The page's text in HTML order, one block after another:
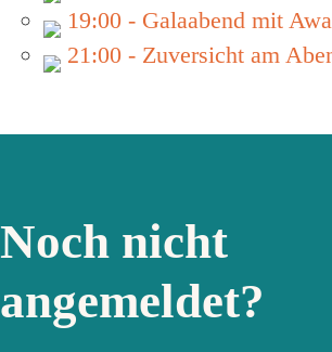
19:00 - Galaabend mit
21:00 - Zuversicht am
Noch nicht
angemeldet?